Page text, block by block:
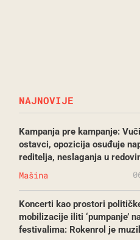
NAJNOVIJE
Kampanja pre kampanje:
ostavci, opozicija osuđuje
reditelja, neslaganja u
Mašina
Koncerti kao prostori
mobilizacije iliti ‘pumpanje’
festivalima: Rokenrol je